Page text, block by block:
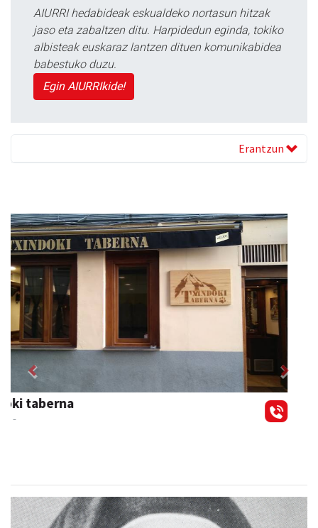
AIURRI hedabideak eskualdeko nortasun hitzak
jaso eta zabaltzen ditu. Harpidedun eginda, tokiko
albisteak euskaraz lantzen dituen komunikabidea
babestuko duzu.
Egin AIURRIkide!
Erantzun
Karrika auto konponketa
Andoain
Previous Next